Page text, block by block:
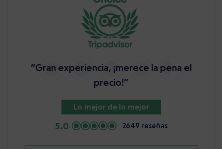
“Gran experiencia, ¡merece la pena el
precio!”
Lo mejor de lo mejor
5.0 2649 reseñas